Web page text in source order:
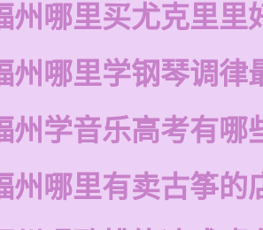
州哪里买尤克里里
州哪里学钢琴调律
州学音乐高考有哪
州哪里有卖古筝的